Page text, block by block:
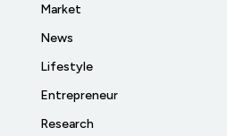
Market
News
Lifestyle
Entrepreneur
Research